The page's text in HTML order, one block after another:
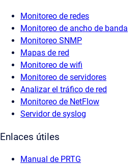
Monitoreo de redes
Monitoreo de ancho de banda
Monitoreo SNMP
Mapas de red
Monitoreo de wifi
Monitoreo de servidores
Analizar el tráfico de red
Monitoreo de NetFlow
Servidor de syslog
Enlaces útiles
Manual de PRTG